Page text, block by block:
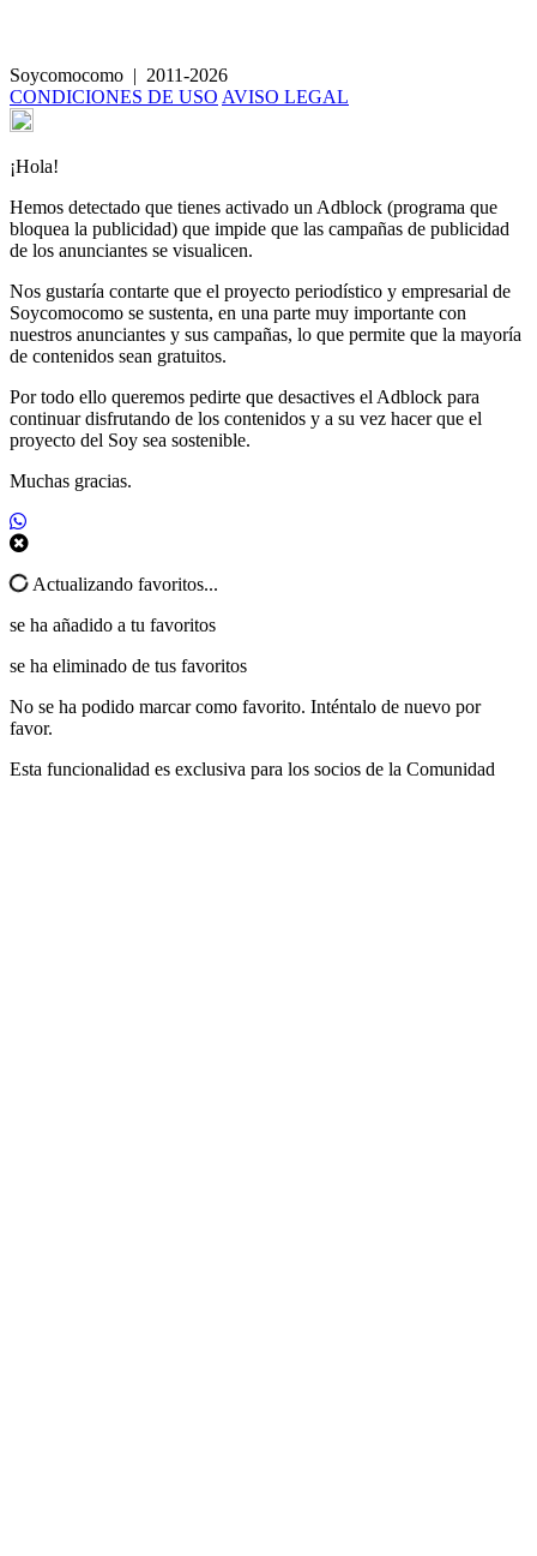
Soycomocomo | 2011-2026
CONDICIONES DE USO AVISO LEGAL
¡Hola!
Hemos detectado que tienes activado un Adblock (programa que
bloquea la publicidad) que impide que las campañas de publicidad
de los anunciantes se visualicen.
Nos gustaría contarte que el proyecto periodístico y empresarial de
Soycomocomo se sustenta, en una parte muy importante con
nuestros anunciantes y sus campañas, lo que permite que la mayoría
de contenidos sean gratuitos.
Por todo ello queremos pedirte que desactives el Adblock para
continuar disfrutando de los contenidos y a su vez hacer que el
proyecto del Soy sea sostenible.
Muchas gracias.
Actualizando favoritos...
se ha añadido a tu favoritos
se ha eliminado de tus favoritos
No se ha podido marcar como favorito. Inténtalo de nuevo por
favor.
Esta funcionalidad es exclusiva para los socios de la Comunidad